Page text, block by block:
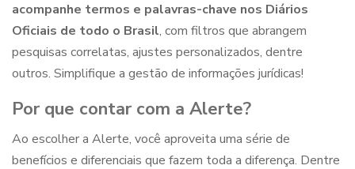
acompanhe termos e palavras-chave nos Diários
Oficiais de todo o Brasil, com filtros que abrangem
pesquisas correlatas, ajustes personalizados, dentre
outros. Simplifique a gestão de informações jurídicas!
Por que contar com a Alerte?
Ao escolher a Alerte, você aproveita uma série de
benefícios e diferenciais que fazem toda a diferença. Dentre